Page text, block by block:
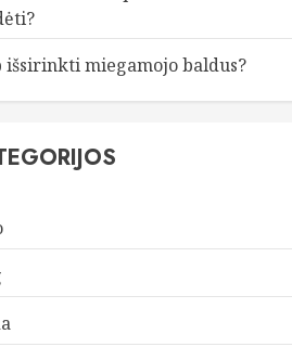
išsirinkti miegamojo baldus?